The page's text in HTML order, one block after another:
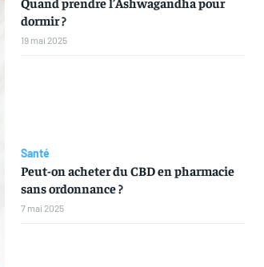
dormir ?
19 mai 2025
Santé
Peut-on acheter du CBD en pharmacie
sans ordonnance ?
7 mai 2025